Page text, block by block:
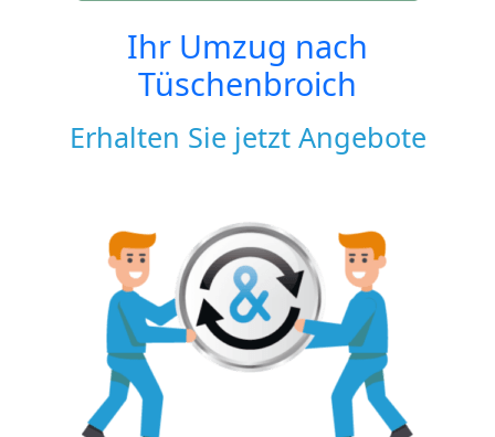
Ihr Umzug nach
Tüschenbroich
Erhalten Sie jetzt Angebote